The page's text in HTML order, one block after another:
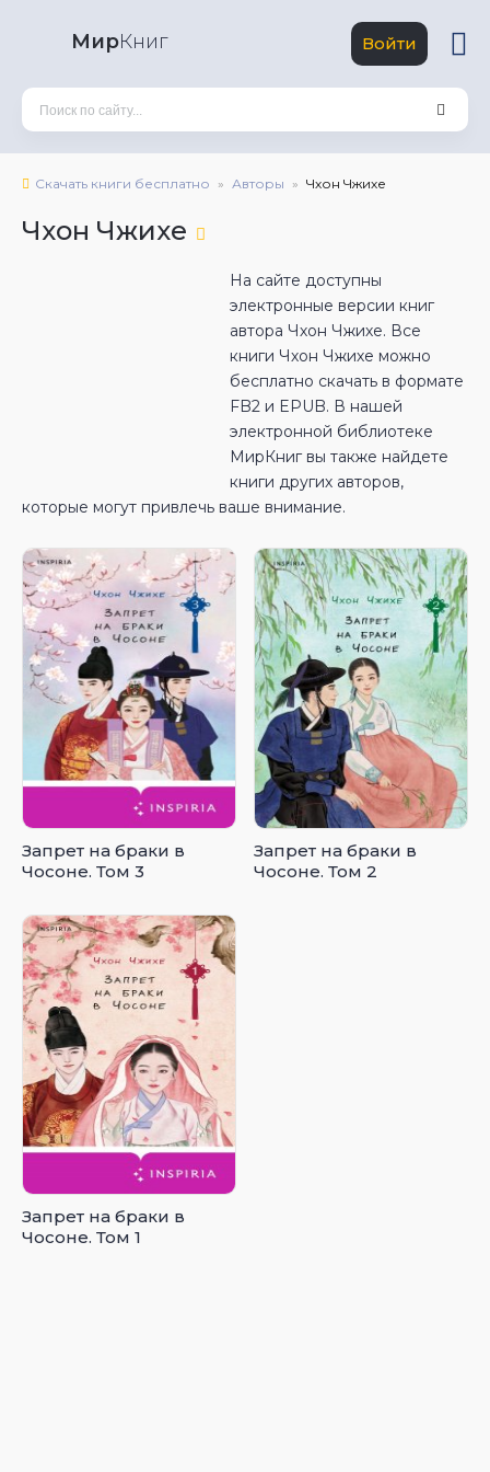
МирКниг Войти
Скачать книги бесплатно Авторы Чхон Чжихе
Чхон Чжихе
На сайте доступны
электронные версии книг
автора Чхон Чжихе. Все
книги Чхон Чжихе можно
бесплатно скачать в формате
FB2 и EPUB. В нашей
электронной библиотеке
МирКниг вы также найдете
книги других авторов,
которые могут привлечь ваше внимание.
Запрет на браки в
Чосоне. Том 3
Запрет на браки в
Чосоне. Том 2
Запрет на браки в
Чосоне. Том 1